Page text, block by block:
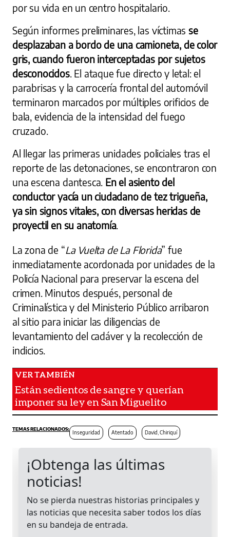
por su vida en un centro hospitalario.
Según informes preliminares, las víctimasse
desplazaban a bordo de una camioneta, de color
gris, cuando fueron interceptadas por sujetos
desconocidos. El ataque fue directo y letal: el
parabrisas y la carrocería frontal del automóvil
terminaron marcados por múltiples orificios de
bala, evidencia de la intensidad del fuego
cruzado.
Al llegar las primeras unidades policiales tras el
reporte de las detonaciones, se encontraron con
una escena dantesca. En el asiento del
conductor yacía un ciudadano de tez trigueña,
ya sin signos vitales, con diversas heridas de
proyectil en su anatomía.
La zona de “La Vuelta de La Florida” fue
inmediatamente acordonada por unidades de la
Policía Nacional para preservar la escena del
crimen. Minutos después, personal de
Criminalística y del Ministerio Público arribaron
al sitio para iniciar las diligencias de
levantamiento del cadáver y la recolección de
indicios.
Están sedientos de sangre y querían
imponer su ley en San Miguelito
Inseguridad Atentado David, Chiriquí